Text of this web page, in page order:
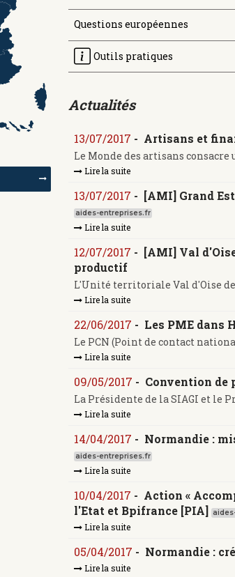
Questions européennes
Outils pratiques
Actualités
13/07/2017 - Artisans et
Le Monde des artisans
Lire la suite
13/07/2017 - [AMI] Grand
aides-entreprises.fr
Lire la suite
12/07/2017 - [AMI] Val
productif
L'Unité territoriale Val d'Oise de
Lire la suite
22/06/2017 - Les PME dans
Le PCN (Point de contact
Lire la suite
09/05/2017 - Convention de
La Présidente de la SIAGI et le
Lire la suite
14/04/2017 - Normandie :
aides-entreprises.fr
Lire la suite
10/04/2017 - Action «
l'Etat et Bpifrance [PIA]
Lire la suite
05/04/2017 - Normandie :
Lire la suite